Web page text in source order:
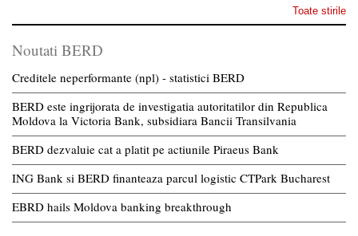
Toate stirile
Noutati BERD
Creditele neperformante (npl) - statistici BERD
BERD este ingrijorata de investigatia autoritatilor din Republica
Moldova la Victoria Bank, subsidiara Bancii Transilvania
BERD dezvaluie cat a platit pe actiunile Piraeus Bank
ING Bank si BERD finanteaza parcul logistic CTPark Bucharest
EBRD hails Moldova banking breakthrough